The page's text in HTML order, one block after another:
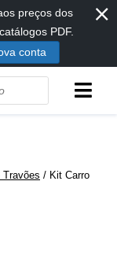
preços dos
PDF.
conta
⨯
Travões / Kit Carro